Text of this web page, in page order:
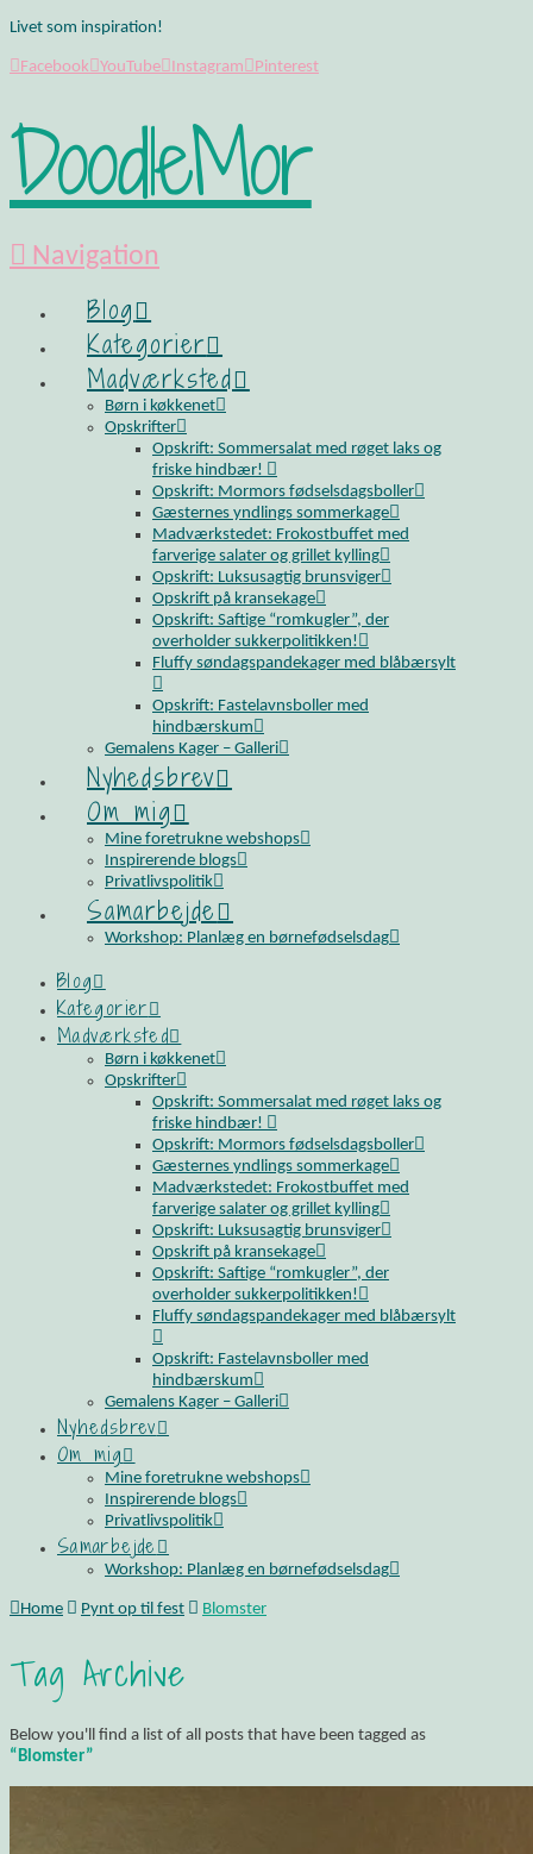
Livet som inspiration!
Facebook YouTube Instagram Pinterest
DoodleMor
Navigation
Blog
Kategorier
Madværksted
Børn i køkkenet
Opskrifter
Opskrift: Sommersalat med røget laks og
friske hindbær!
Opskrift: Mormors fødselsdagsboller
Gæsternes yndlings sommerkage
Madværkstedet: Frokostbuffet med
farverige salater og grillet kylling
Opskrift: Luksusagtig brunsviger
Opskrift på kransekage
Opskrift: Saftige “romkugler”, der
overholder sukkerpolitikken!
Fluffy søndagspandekager med blåbærsylt
Opskrift: Fastelavnsboller med
hindbærskum
Gemalens Kager – Galleri
Nyhedsbrev
Om mig
Mine foretrukne webshops
Inspirerende blogs
Privatlivspolitik
Samarbejde
Workshop: Planlæg en børnefødselsdag
Blog
Kategorier
Madværksted
Børn i køkkenet
Opskrifter
Opskrift: Sommersalat med røget laks og
friske hindbær!
Opskrift: Mormors fødselsdagsboller
Gæsternes yndlings sommerkage
Madværkstedet: Frokostbuffet med
farverige salater og grillet kylling
Opskrift: Luksusagtig brunsviger
Opskrift på kransekage
Opskrift: Saftige “romkugler”, der
overholder sukkerpolitikken!
Fluffy søndagspandekager med blåbærsylt
Opskrift: Fastelavnsboller med
hindbærskum
Gemalens Kager – Galleri
Nyhedsbrev
Om mig
Mine foretrukne webshops
Inspirerende blogs
Privatlivspolitik
Samarbejde
Workshop: Planlæg en børnefødselsdag
Home Pynt op til fest Blomster
Tag Archive
Below you'll find a list of all posts that have been tagged as
“Blomster”